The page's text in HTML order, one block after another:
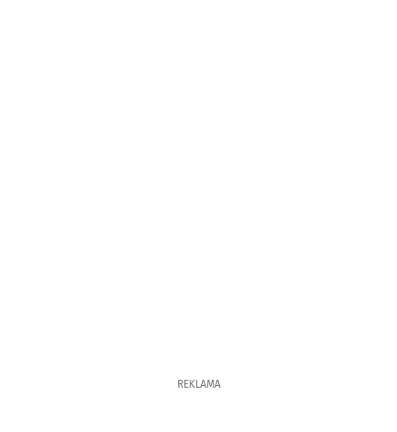
REKLAMA